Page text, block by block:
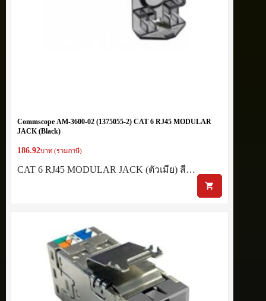
Commscope AM-3600-02 (1375055-2) CAT 6 RJ45 MODULAR
JACK (Black)
186.92บาท (รวมภาษี)
CAT 6 RJ45 MODULAR JACK (ตัวเมีย) สี…